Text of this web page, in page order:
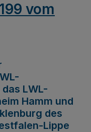
vom
LWL-
Hamm und
des
Lippe